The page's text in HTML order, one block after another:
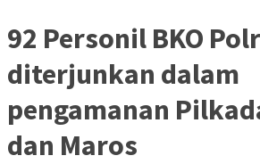
92 Personil BKO
diterjunkan dalam
pengamanan
dan Maros